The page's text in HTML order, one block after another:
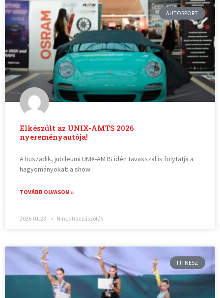
AUTOSPORT
Elkészült az UNIX-AMTS 2026
nyereményautója!
A huszadik, jubileumi UNIX-AMTS idén tavasszal is folytatja a
hagyományokat: a show
TOVÁBB OLVASOM »
2026.01.23. Nincs hozzászólás
FITNESZ